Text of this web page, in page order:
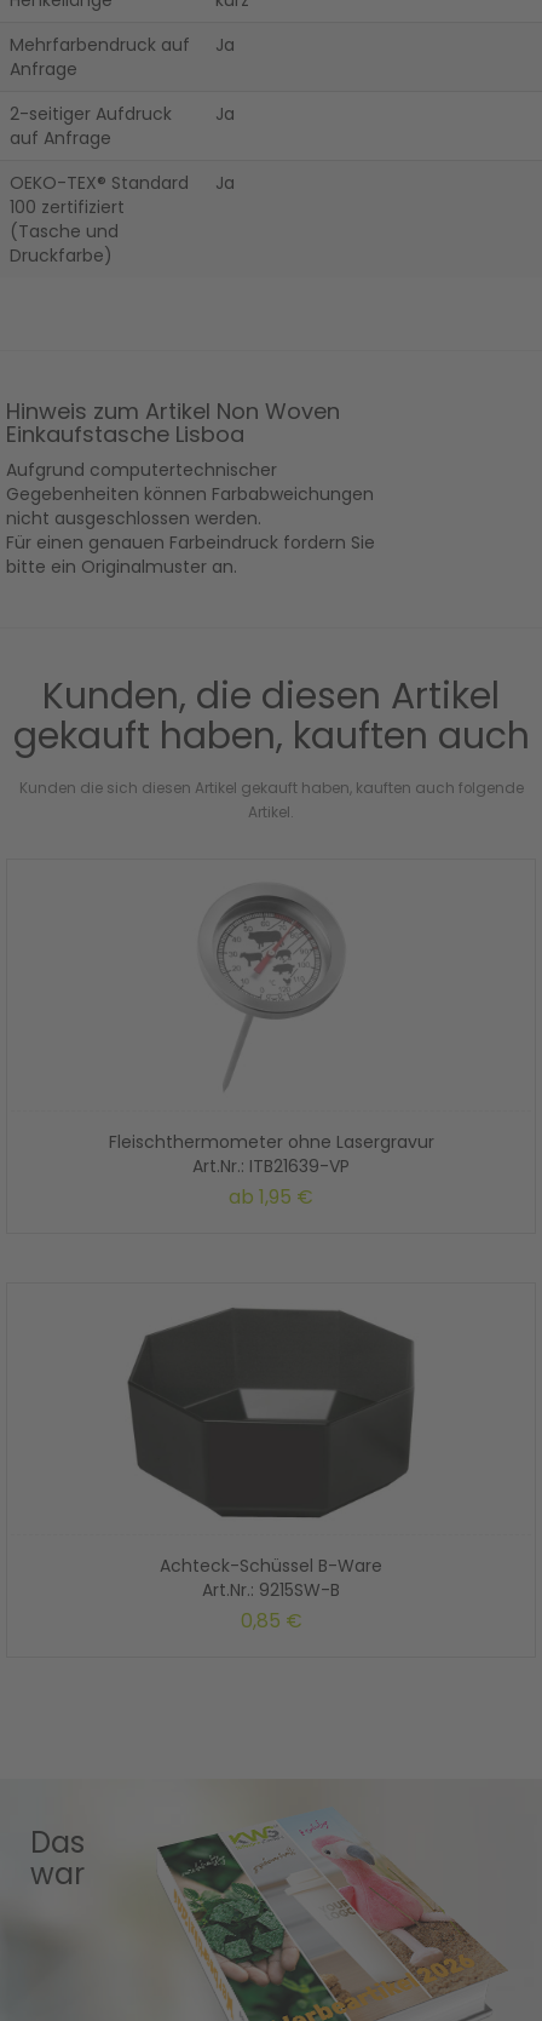
Mehrfarbendruck auf
Anfrage
Ja
2-seitiger Aufdruck
auf Anfrage
Ja
OEKO-TEX® Standard
100 zertifiziert
(Tasche und
Druckfarbe)
Ja
Hinweis zum Artikel Non Woven
Einkaufstasche Lisboa
Aufgrund computertechnischer
Gegebenheiten können Farbabweichungen
nicht ausgeschlossen werden.
Für einen genauen Farbeindruck fordern Sie
bitte ein Originalmuster an.
Kunden, die diesen Artikel
gekauft haben, kauften auch
Kunden die sich diesen Artikel gekauft haben, kauften auch folgende
Artikel.
Fleischthermometer ohne Lasergravur
Art.Nr.: ITB21639-VP
ab 1,95 €
Achteck-Schüssel B-Ware
Art.Nr.: 9215SW-B
0,85 €
Das
war